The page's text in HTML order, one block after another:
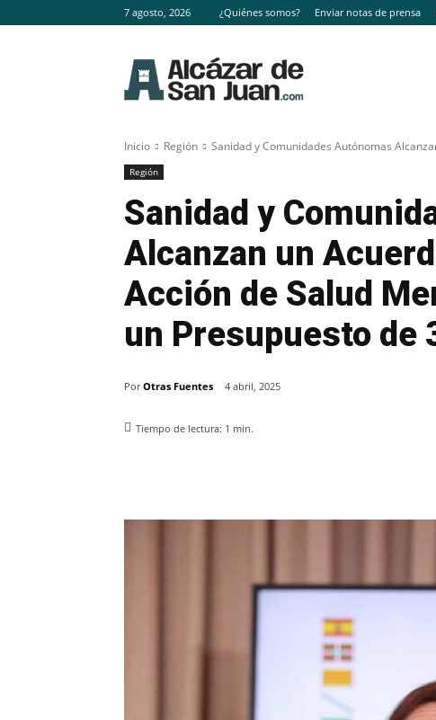
7 agosto, 2026 ¿Quiénes somos? Enviar notas de prensa
Inicio Región Sanidad y Comunidades Autónomas
Región
Sanidad y
Alcanzan un
Acción de Salud
un Presupuesto de
Por Otras Fuentes 4 abril, 2025
Tiempo de lectura: 1 min.